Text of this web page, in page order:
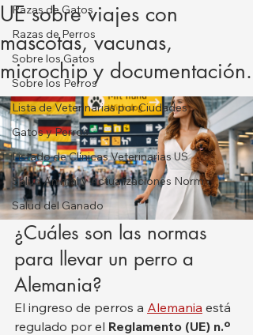
Razas de Gatos
Razas de Perros
Sobre los Gatos
Sobre los Perros
Lista de Veterinarias por Ciudades
Gatos y Perros
Listado de Clínicas Veterinarias US
Salud Animal y Actualizaciones Norm
Salud del Ganado
UE sobre viajes con
mascotas, vacunas,
microchip y documentación.
¿Cuáles son las normas
para llevar un perro a
Alemania?
El ingreso de perros a Alemania está
regulado por el Reglamento (UE) n.º